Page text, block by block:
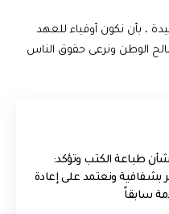
، بأن نكون أوفياء للعهد
الوطن ونرعى حقوق الناس
طباعة الكتب وتؤكد:
بشفافية ونعتمد على إعادة
سابقاً